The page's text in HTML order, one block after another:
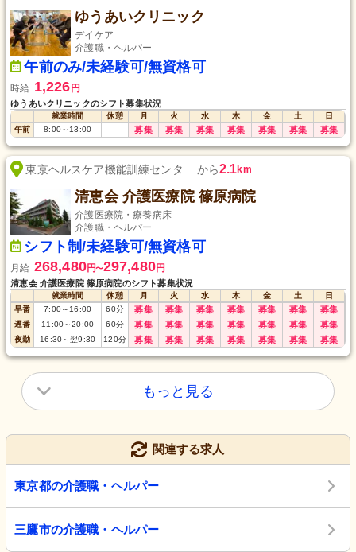
ゆうあいクリニック
デイケア
介護職・ヘルパー
午前のみ/未経験可/無資格可
時給 1,226 円
ゆうあいクリニックのシフト募集状況
就業時間 休憩 月 火 水 木 金 土
日
午前
8:00～13:00 - 募集 募集 募集 募集 募集 募集 募集
東京ヘルスケア機能訓練センタ... から2.1km
清恵会 介護医療院 篠原病院
介護医療院・療養病床
介護職・ヘルパー
シフト制/未経験可/無資格可
月給 268,480円〜297,480円
清恵会 介護医療院 篠原病院のシフト募集状況
就業時間 休憩 月 火 水 木 金 土
日
早番
7:00～16:00 60分 募集 募集 募集 募集 募集 募集 募集
遅番 11:00～20:00 60分 募集 募集 募集 募集 募集 募集 募集
夜勤 16:30～翌9:30 120分 募集 募集 募集 募集 募集 募集 募集
もっと見る
関連する求人
東京都の介護職・ヘルパー
三鷹市の介護職・ヘルパー